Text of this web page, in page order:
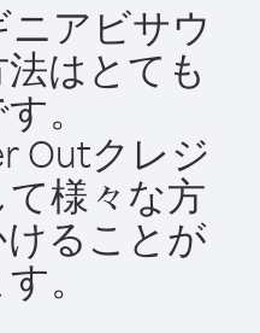
アビサウ
はとても
。
Outクレジ
様々な方
ることが
。